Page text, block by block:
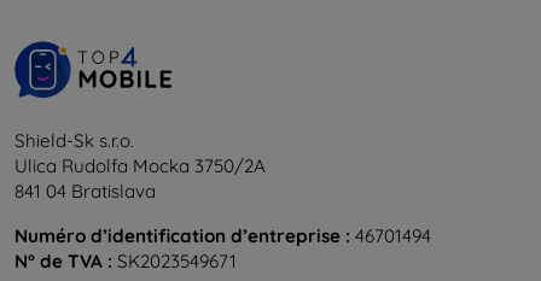
Shield-Sk s.r.o.
Ulica Rudolfa Mocka 3750/2A
841 04 Bratislava
Numéro d’identification d’entreprise : 46701494
N° de TVA : SK2023549671